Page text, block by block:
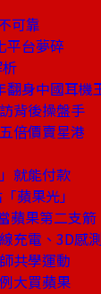
可靠
平台夢碎
身中國耳機
背後操盤手
倍價賣星港
就能付款
蘋果光」
蘋果第二支箭
充電、3D感測
共學運動
大買蘋果